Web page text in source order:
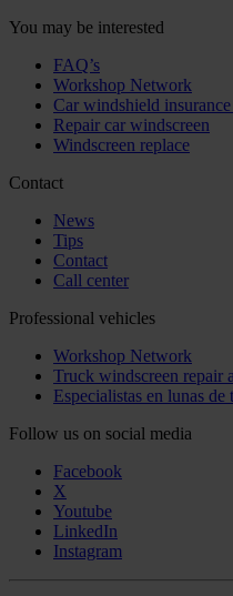
You may be interested
FAQ’s
Workshop Network
Car windshield
Repair car windscreen
Windscreen replace
Contact
News
Tips
Contact
Call center
Professional vehicles
Workshop Network
Truck windscreen repair
Especialistas en lunas de
Follow us on social media
Facebook
X
Youtube
LinkedIn
Instagram